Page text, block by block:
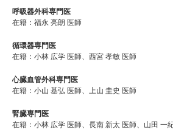
呼吸器外科専門医
在籍：福永 亮朗 医師
循環器専門医
在籍：小林 広学 医師、西宮 孝敏 医師
心臓血管外科専門医
在籍：小山 基弘 医師、上山 圭史 医師
腎臓専門医
在籍：小林 広学 医師、長南 新太 医師、山田 一